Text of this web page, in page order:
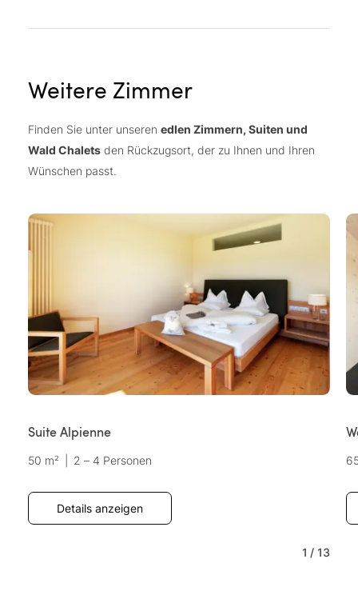
Weitere Zimmer
Finden Sie unter unseren edlen Zimmern, Suiten und
Wald Chalets den Rückzugsort, der zu Ihnen und Ihren
Wünschen passt.
Suite Alpienne
50 m² 2 – 4 Personen
Details anzeigen
1 / 13